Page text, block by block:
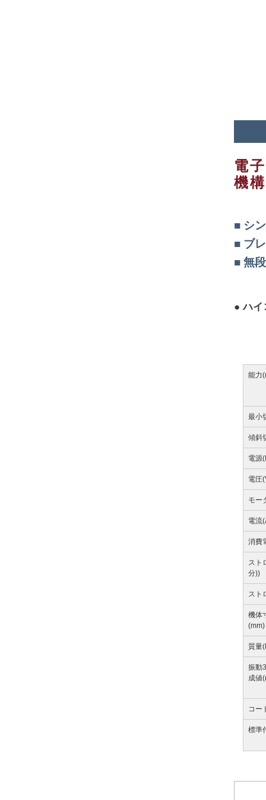
電
機
シ
ブ
無
ハイ
能力
最小
傾斜
電源
電圧
モー
電流
消費
スト
分))
スト
機体
(mm)
質量
振動
成値
コー
標準